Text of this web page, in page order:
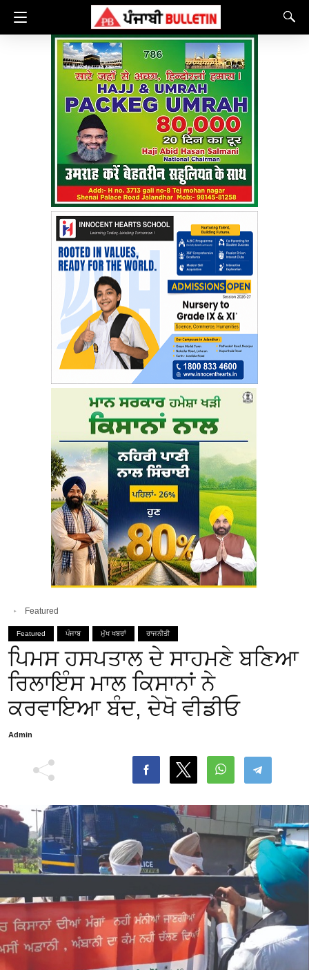
Featured
Featured ਪੰਜਾਬ ਮੁੱਖ ਖਬਰਾਂ ਰਾਜਨੀਤੀ
ਪਿਮਸ ਹਸਪਤਾਲ ਦੇ ਸਾਹਮਣੇ ਬਣਿਆ
ਰਿਲਾਇੰਸ ਮਾਲ ਕਿਸਾਨਾਂ ਨੇ
ਕਰਵਾਇਆ ਬੰਦ, ਦੇਖੋ ਵੀਡੀਓ
Admin